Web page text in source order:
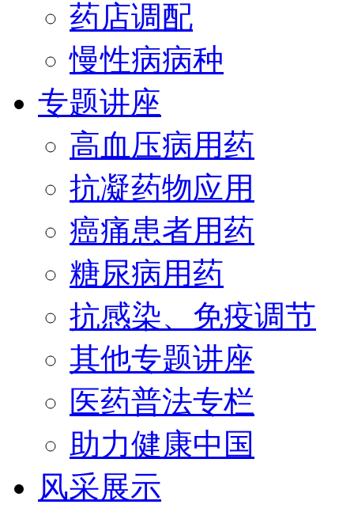
药店调配
慢性病病种
专题讲座
高血压病用药
抗凝药物应用
癌痛患者用药
糖尿病用药
抗感染、免疫调节
其他专题讲座
医药普法专栏
助力健康中国
风采展示